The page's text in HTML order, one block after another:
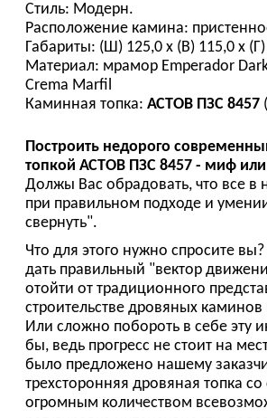
Стиль: Модерн.
Расположение камина:
Габариты: (Ш) 125,0 х (В) 115,0 х
Материал: мрамор Emperador
Crema Marfil
Каминная топка:АСТОВ ПЗС 8457
Построить недорого
топкой АСТОВ ПЗС 8457 - миф или
Должы Вас обрадовать, что все в
при правильном подходе и
свернуть".
Что для этого нужно спросите
дать правильный "вектор
отойти от традиционного
строительстве дровяных каминов
Или сложно побороть в себе эту
бы, ведь прогресс не стоит на
было предложено нашему
трехсторонняя дровяная топка со
огромным количеством